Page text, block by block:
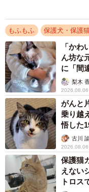
度も経験すると思いま
さんのおうちにたど
と、いつも以上に心
初から最後まで、Aさ
た。「とにかく茶トラ
ださいね」。
別の保護猫も妊娠
別の日に、猫を保護し
うご希望で、Bさんが
こられました。Bさん
猫を初めて見かけた
「そ
い猫を
した4
体代表
渡辺 晴
「不謹
物資…
い 「痛
まいど
72歳父
母と2
分刻み